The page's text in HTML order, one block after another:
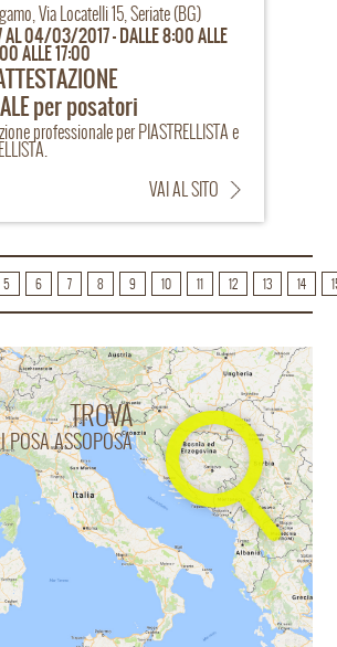
Via Locatelli 15, Seriate (BG)
04/03/2017 - DALLE 8:00 ALLE
ALLE 17:00
per posatori
professionale per PIASTRELLISTA e
VAI AL SITO
5 6 7 8 9 10 11 12 13 14
TROVA
POSA ASSOPOSA